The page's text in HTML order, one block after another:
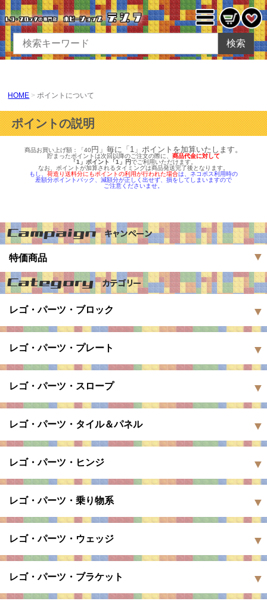
検索
HOME ポイントについて
ポイントの説明
商品お買い上げ額：「40円」毎に「1」ポイントを加算いたします。
貯まったポイントは次回以降のご注文の際に、 商品代金に対して
「1」ポイント「1」円でご利用いただけます。
なお、ポイントが加算されるタイミングは商品発送完了後となります。
もし、 荷造り送料分にもポイントの利用が行われた場合は、ネコポス利用時の
差額分ポイントバック、減額分が正しく出せず、損をしてしまいますので
ご注意くださいませ。
特価商品
レゴ・パーツ・ブロック
レゴ・パーツ・プレート
レゴ・パーツ・スロープ
レゴ・パーツ・タイル＆パネル
レゴ・パーツ・ヒンジ
レゴ・パーツ・乗り物系
レゴ・パーツ・ウェッジ
レゴ・パーツ・ブラケット